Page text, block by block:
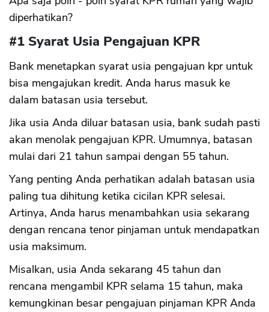
diperhatikan?
#1 Syarat Usia Pengajuan KPR
Bank menetapkan syarat usia pengajuan kpr untuk
bisa mengajukan kredit. Anda harus masuk ke
dalam batasan usia tersebut.
Jika usia Anda diluar batasan usia, bank sudah pasti
akan menolak pengajuan KPR. Umumnya, batasan
mulai dari 21 tahun sampai dengan 55 tahun.
Yang penting Anda perhatikan adalah batasan usia
paling tua dihitung ketika cicilan KPR selesai.
Artinya, Anda harus menambahkan usia sekarang
dengan rencana tenor pinjaman untuk mendapatkan
usia maksimum.
Misalkan, usia Anda sekarang 45 tahun dan
rencana mengambil KPR selama 15 tahun, maka
kemungkinan besar pengajuan pinjaman KPR Anda